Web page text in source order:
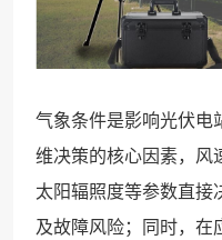
气象条件是影响光伏电
维决策的核心因素，风
太阳辐照度等参数直接
及故障风险；同时，在